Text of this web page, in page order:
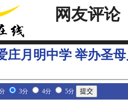
网友评论
庄月明中学 举办圣
3分 4分 5分